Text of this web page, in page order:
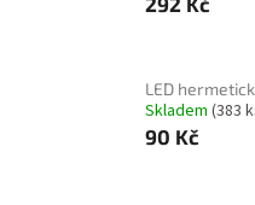
LED
Skladem (383
90 Kč